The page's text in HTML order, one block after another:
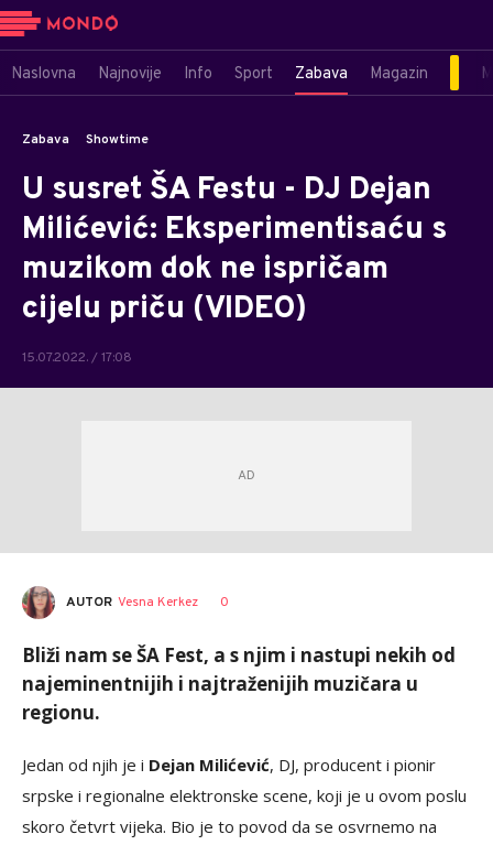
Naslovna Najnovije Info Sport Zabava Magazin
Zabava Showtime
U susret ŠA Festu - DJ Dejan
Milićević: Eksperimentisaću s
muzikom dok ne ispričam
cijelu priču (VIDEO)
15.07.2022. / 17:08
AUTOR Vesna Kerkez 0
Bliži nam se ŠA Fest, a s njim i nastupi nekih od
najeminentnijih i najtraženijih muzičara u
regionu.
Jedan od njih je i Dejan Milićević, DJ, producent i pionir
srpske i regionalne elektronske scene, koji je u ovom poslu
skoro četvrt vijeka. Bio je to povod da se osvrnemo na